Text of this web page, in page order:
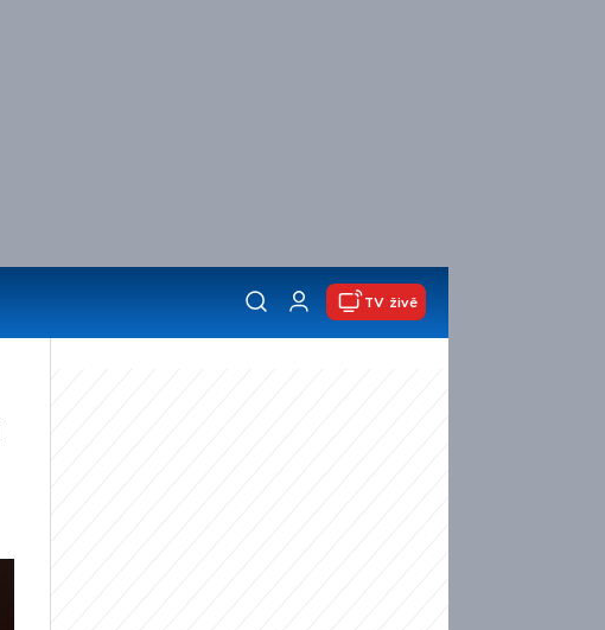
TV živě